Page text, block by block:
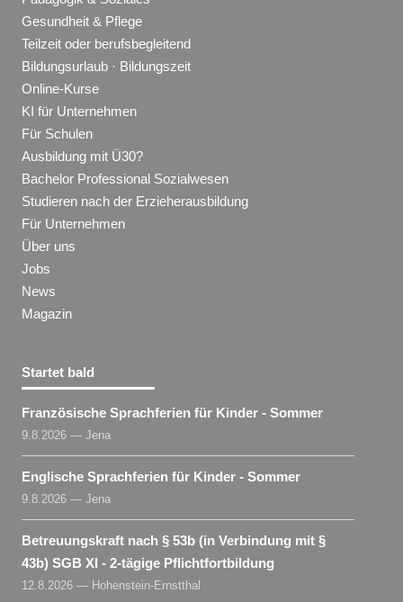
Gesundheit & Pflege
Teilzeit oder berufsbegleitend
Bildungsurlaub · Bildungszeit
Online-Kurse
KI für Unternehmen
Für Schulen
Ausbildung mit Ü30?
Bachelor Professional Sozialwesen
Studieren nach der Erzieherausbildung
Für Unternehmen
Über uns
Jobs
News
Magazin
Startet bald
Französische Sprachferien für Kinder - Sommer
9.8.2026 — Jena
Englische Sprachferien für Kinder - Sommer
9.8.2026 — Jena
Betreuungskraft nach § 53b (in Verbindung mit §
43b) SGB XI - 2-tägige Pflichtfortbildung
12.8.2026 — Hohenstein-Ernstthal